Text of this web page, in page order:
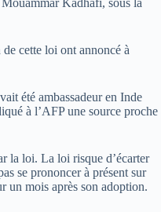
Kadhafi, sous la
cette loi ont annoncé à
été ambassadeur en Inde
à l’AFP une source proche
la loi. La loi risque d’écarter
se prononcer à présent sur
un mois après son adoption.